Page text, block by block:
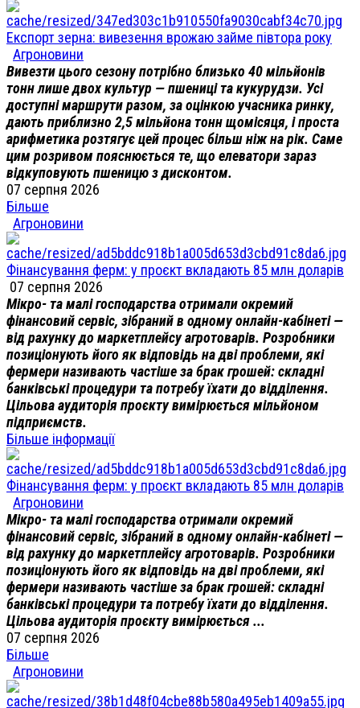
Експорт зерна: вивезення врожаю займе півтора року
Агроновини
Вивезти цього сезону потрібно близько 40 мільйонів
тонн лише двох культур — пшениці та кукурудзи. Усі
доступні маршрути разом, за оцінкою учасника ринку,
дають приблизно 2,5 мільйона тонн щомісяця, і проста
арифметика розтягує цей процес більш ніж на рік. Саме
цим розривом пояснюється те, що елеватори зараз
відкуповують пшеницю з дисконтом.
07 серпня 2026
Більше
Агроновини
Фінансування ферм: у проєкт вкладають 85 млн доларів
07 серпня 2026
Мікро- та малі господарства отримали окремий
фінансовий сервіс, зібраний в одному онлайн-кабінеті —
від рахунку до маркетплейсу агротоварів. Розробники
позиціонують його як відповідь на дві проблеми, які
фермери називають частіше за брак грошей: складні
банківські процедури та потребу їхати до відділення.
Цільова аудиторія проєкту вимірюється мільйоном
підприємств.
Більше інформації
Фінансування ферм: у проєкт вкладають 85 млн доларів
Агроновини
Мікро- та малі господарства отримали окремий
фінансовий сервіс, зібраний в одному онлайн-кабінеті —
від рахунку до маркетплейсу агротоварів. Розробники
позиціонують його як відповідь на дві проблеми, які
фермери називають частіше за брак грошей: складні
банківські процедури та потребу їхати до відділення.
Цільова аудиторія проєкту вимірюється ...
07 серпня 2026
Більше
Агроновини